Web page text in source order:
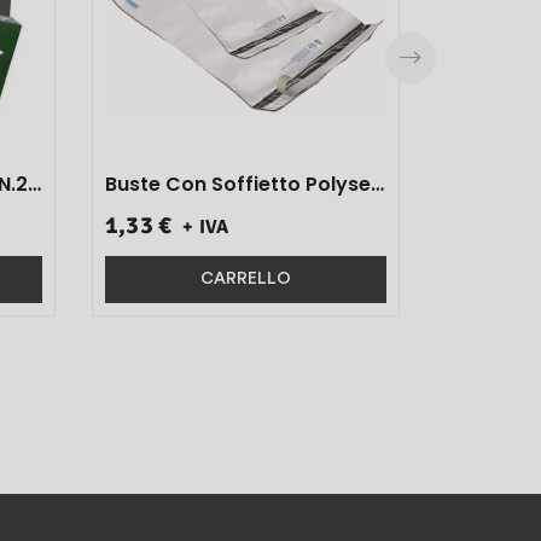
Buste Con Soffietto Polyself
50x57+10 2 Pz}
1,33 € + IVA
CARRELLO